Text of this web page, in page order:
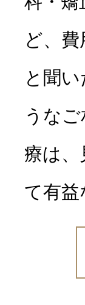
ど、
と聞
うな
療は、
て有